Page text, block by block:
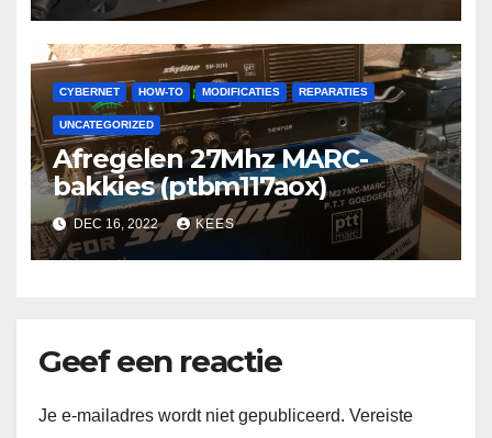
CYBERNET HOW-TO MODIFICATIES REPARATIES
UNCATEGORIZED
Afregelen 27Mhz MARC-
bakkies (ptbm117aox)
DEC 16, 2022 KEES
Geef een reactie
Je e-mailadres wordt niet gepubliceerd. Vereiste